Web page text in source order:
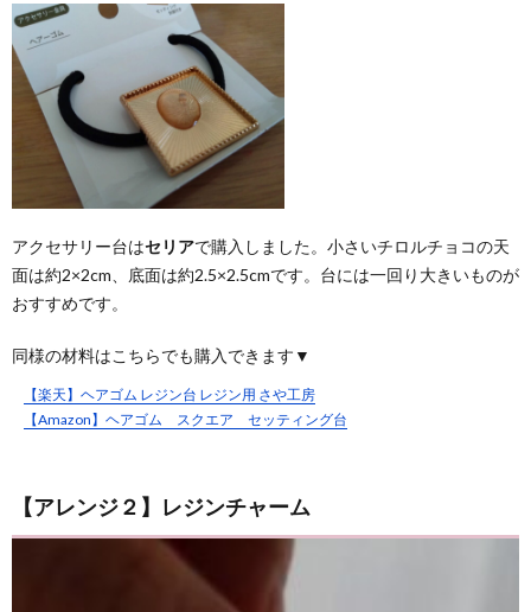
アクセサリー台はセリアで購入しました。小さいチロルチョコの天
面は約2×2cm、底面は約2.5×2.5cmです。台には一回り大きいものが
おすすめです。
同様の材料はこちらでも購入できます▼
【楽天】ヘアゴム レジン台 レジン用 さや工房
【Amazon】ヘアゴム スクエア セッティング台
【アレンジ２】レジンチャーム